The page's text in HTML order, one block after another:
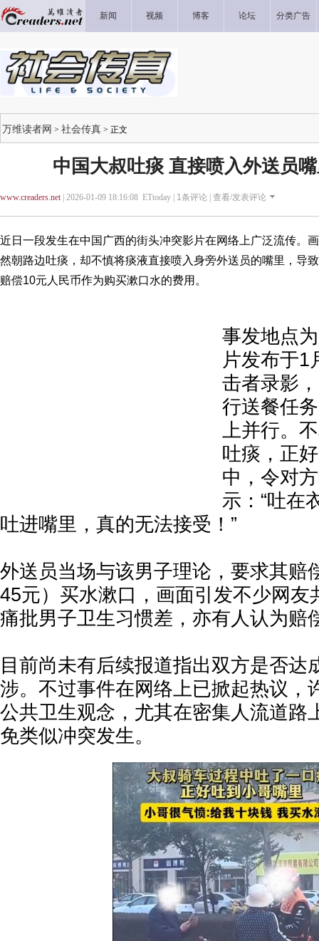
新闻 视频 博客 论坛 分类广告
万维读者网 > 社会传真 > 正文
中国大叔吐痰 直接喷入外送员
www.creaders.net| 2026-01-09 18:16:08 ETtoday | 1条评论 | 查看/发表评论
近日一段发生在中国广西的街头冲突影片在网络上广泛流传。
然朝路边吐痰，却不慎将痰液直接喷入身旁外送员的嘴里，导
赔偿10元人民币作为购买漱口水的费用。
事发地点
片发布于1
击者录影
行送餐任
上并行。
吐痰，正
中，令对
示：“吐在
吐进嘴里，真的无法接受！”
外送员当场与该男子理论，要求其赔
45元）买水漱口，画面引发不少网友
痛批男子卫生习惯差，亦有人认为赔
目前尚未有后续报道指出双方是否达
涉。不过事件在网络上已掀起热议，
公共卫生观念，尤其在密集人流道路
免类似冲突发生。